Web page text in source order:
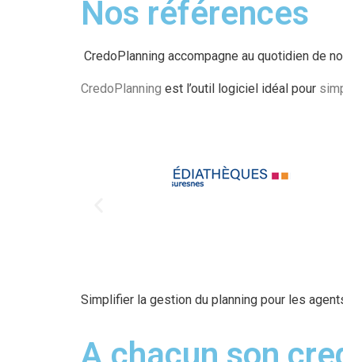
Nos références
CredoPlanning accompagne au quotidien de
CredoPlanning est l’outil logiciel idéal pour
Simplifier la gestion du planning pour les
A chacun son